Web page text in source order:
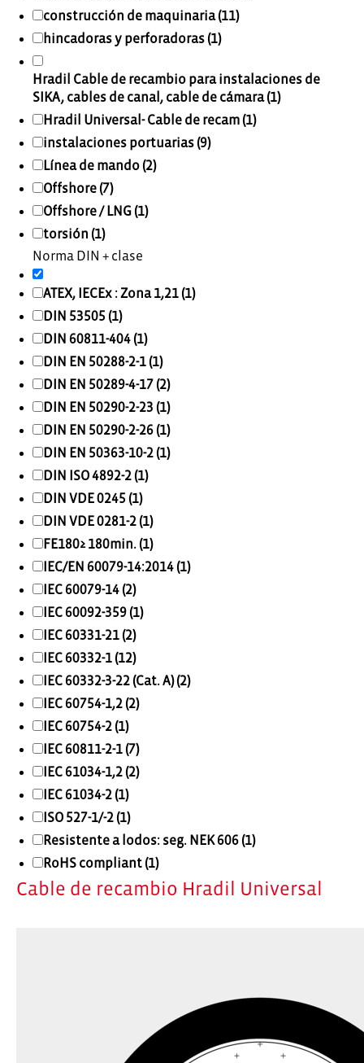
construcción de maquinaria (11)
hincadoras y perforadoras (1)
Hradil Cable de recambio para instalaciones de
SIKA, cables de canal, cable de cámara (1)
Hradil Universal- Cable de recam (1)
instalaciones portuarias (9)
Línea de mando (2)
Offshore (7)
Offshore / LNG (1)
torsión (1)
Norma DIN + clase
ATEX, IECEx : Zona 1,21 (1)
DIN 53505 (1)
DIN 60811-404 (1)
DIN EN 50288-2-1 (1)
DIN EN 50289-4-17 (2)
DIN EN 50290-2-23 (1)
DIN EN 50290-2-26 (1)
DIN EN 50363-10-2 (1)
DIN ISO 4892-2 (1)
DIN VDE 0245 (1)
DIN VDE 0281-2 (1)
FE180≥ 180min. (1)
IEC/EN 60079-14:2014 (1)
IEC 60079-14 (2)
IEC 60092-359 (1)
IEC 60331-21 (2)
IEC 60332-1 (12)
IEC 60332-3-22 (Cat. A) (2)
IEC 60754-1,2 (2)
IEC 60754-2 (1)
IEC 60811-2-1 (7)
IEC 61034-1,2 (2)
IEC 61034-2 (1)
ISO 527-1/-2 (1)
Resistente a lodos: seg. NEK 606 (1)
RoHS compliant (1)
Cable de recambio Hradil Universal